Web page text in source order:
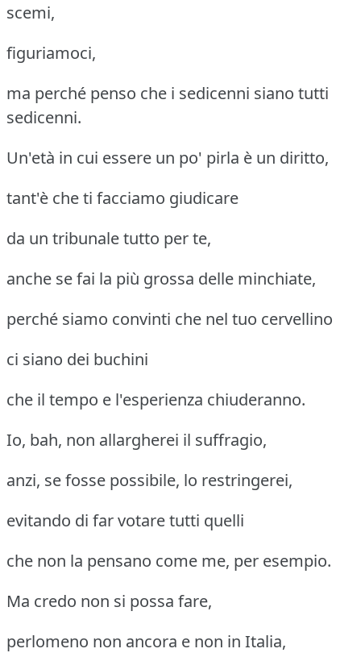
scemi,
figuriamoci,
ma perché penso che i sedicenni siano tutti
sedicenni.
Un'età in cui essere un po' pirla è un diritto,
tant'è che ti facciamo giudicare
da un tribunale tutto per te,
anche se fai la più grossa delle minchiate,
perché siamo convinti che nel tuo cervellino
ci siano dei buchini
che il tempo e l'esperienza chiuderanno.
Io, bah, non allargherei il suffragio,
anzi, se fosse possibile, lo restringerei,
evitando di far votare tutti quelli
che non la pensano come me, per esempio.
Ma credo non si possa fare,
perlomeno non ancora e non in Italia,